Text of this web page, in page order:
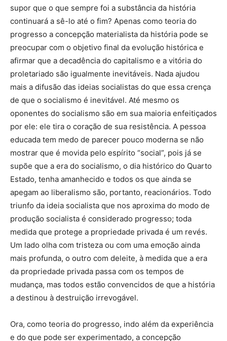
supor que o que sempre foi a substância da história
continuará a sê-lo até o fim? Apenas como teoria do
progresso a concepção materialista da história pode se
preocupar com o objetivo final da evolução histórica e
afirmar que a decadência do capitalismo e a vitória do
proletariado são igualmente inevitáveis. Nada ajudou
mais a difusão das ideias socialistas do que essa crença
de que o socialismo é inevitável. Até mesmo os
oponentes do socialismo são em sua maioria enfeitiçados
por ele: ele tira o coração de sua resistência. A pessoa
educada tem medo de parecer pouco moderna se não
mostrar que é movida pelo espírito “social”, pois já se
supõe que a era do socialismo, o dia histórico do Quarto
Estado, tenha amanhecido e todos os que ainda se
apegam ao liberalismo são, portanto, reacionários. Todo
triunfo da ideia socialista que nos aproxima do modo de
produção socialista é considerado progresso; toda
medida que protege a propriedade privada é um revés.
Um lado olha com tristeza ou com uma emoção ainda
mais profunda, o outro com deleite, à medida que a era
da propriedade privada passa com os tempos de
mudança, mas todos estão convencidos de que a história
a destinou à destruição irrevogável.
Ora, como teoria do progresso, indo além da experiência
e do que pode ser experimentado, a concepção